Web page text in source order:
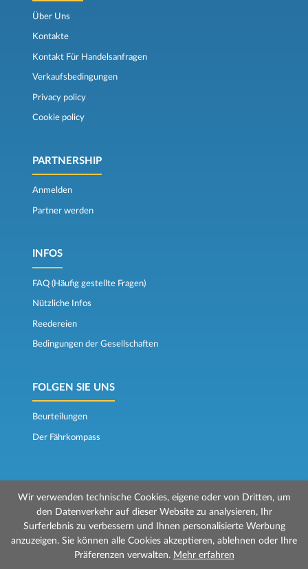
Über Uns
Kontakte
Kontakt Für Handelsanfragen
Verkaufsbedingungen
Privacy policy
Cookie policy
PARTNERSHIP
Anmelden
Partner werden
INFOS
FAQ (Häufig gestellte Fragen)
Nützliche Infos
Reedereien
Bedingungen der Gesellschaften
FOLGEN SIE UNS
Beurteilungen
Der Fährkompass
© 2026 Mr Ferry wird von Prenotazioni24 s.r.l. verwaltet
Betriebsstätte: Via Casa del Duca, 1 - 57037 Portoferraio (LI)
Wir verwenden technische Cookies, eigene oder von Dritten, um
den Datenverkehr auf dieser Website zu analysieren, Ihr
Surferlebnis zu verbessern und Ihnen personalisierte Werbung
anzuzeigen. Sie können alle Cookies akzeptieren, ablehnen oder Ihre
Präferenzen verwalten. Mehr erfahren